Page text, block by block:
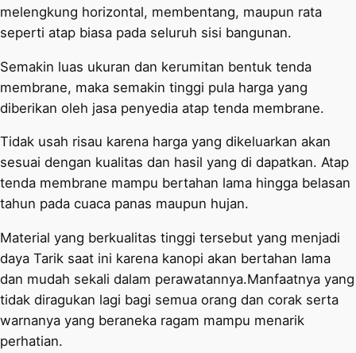
melengkung horizontal, membentang, maupun rata
seperti atap biasa pada seluruh sisi bangunan.
Semakin luas ukuran dan kerumitan bentuk tenda
membrane, maka semakin tinggi pula harga yang
diberikan oleh jasa penyedia atap tenda membrane.
Tidak usah risau karena harga yang dikeluarkan akan
sesuai dengan kualitas dan hasil yang di dapatkan. Atap
tenda membrane mampu bertahan lama hingga belasan
tahun pada cuaca panas maupun hujan.
Material yang berkualitas tinggi tersebut yang menjadi
daya Tarik saat ini karena kanopi akan bertahan lama
dan mudah sekali dalam perawatannya.Manfaatnya yang
tidak diragukan lagi bagi semua orang dan corak serta
warnanya yang beraneka ragam mampu menarik
perhatian.